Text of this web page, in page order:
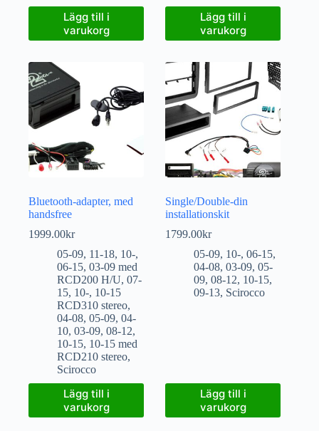
Lägg till i
varukorg
Lägg till i
varukorg
Bluetooth-adapter, med
handsfree
1999.00kr
05-09, 11-18, 10-,
06-15, 03-09 med
RCD200 H/U, 07-
15, 10-, 10-15
RCD310 stereo,
04-08, 05-09, 04-
10, 03-09, 08-12,
10-15, 10-15 med
RCD210 stereo,
Scirocco
Lägg till i
varukorg
Single/Double-din
installationskit
1799.00kr
05-09, 10-,06-15,
04-08,03-09,05-
09,08-12, 10-15,
09-13, Scirocco
Lägg till i
varukorg